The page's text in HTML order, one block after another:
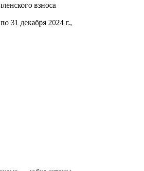
взноса
31 декабря 2024 г.,